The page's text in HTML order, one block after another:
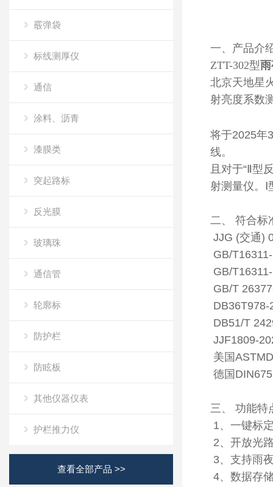
霰弹袋
标线测厚仪
通信
涂料、沥青
漆膜类
突起路标
反光膜
玻璃珠
通信管
轮廓标
防护栏
防眩板
其他仪器仪表
护栏推力仪
查看全部产品 >>
一、产品介
ZTT-302型
北京天地星
射亮度系数
将于2025年
线。
且对于“Ⅱ型
射测量仪。
二、 符合标
JJG (交通)
GB/
GB/
GB/T
DB51/T
JJF1809-
美国
德国
三、 功能特
1、一键标
2、开放光
3、支持雨
4、数据存